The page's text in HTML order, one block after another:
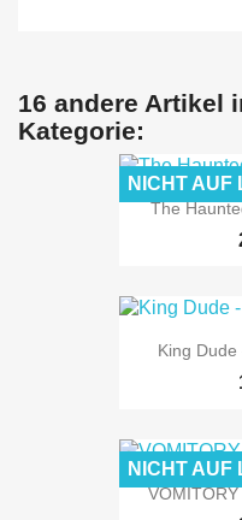
16 andere Artikel
Kategorie:
The
NICHT AUF
King
VOMITORY
NICHT AUF